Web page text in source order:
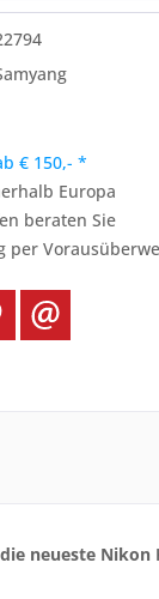
€ 150,- *
Europa
beraten Sie
per
neueste Nikon